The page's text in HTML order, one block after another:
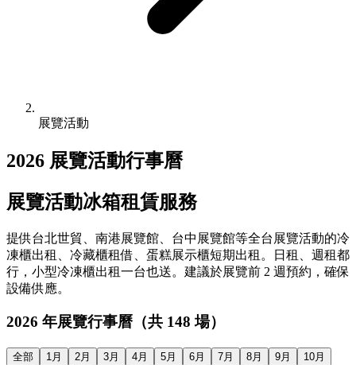
展覽活動
2026 展覽活動行事曆
展覽活動冰箱租賃服務
提供台北世貿、南港展覽館、台中展覽館等全台展覽活動的冷
凍櫃出租、冷藏櫃租借、蛋糕展示櫃短期出租。日租、週租都
行，小型冷凍櫃出租一台也送。建議於展覽前 2 週預約，確保
設備供應。
2026 年展覽行事曆（共 148 場）
全部 1月 2月 3月 4月 5月 6月 7月 8月 9月
10月